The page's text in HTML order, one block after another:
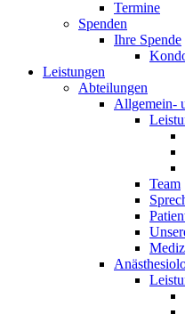
Termine
Spenden
Ihre Spende
Leistungen
Abteilungen
Allgemein-
Team